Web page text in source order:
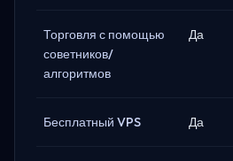
Торговля с помощью
советников/
алгоритмов
Да
Бесплатный VPS Да